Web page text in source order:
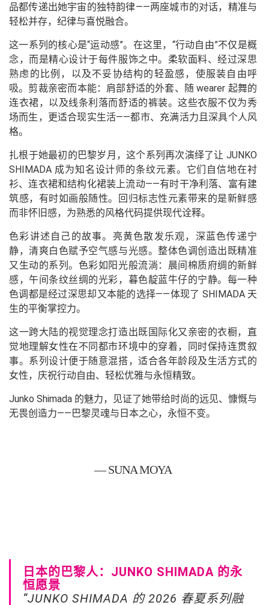
品都传递出她宇宙的独特韵律——两座城市的对话，精准与
轻松并存，纪律与喜悦融合。
这一系列的核心是“运动感”。在这里，“行动自由”不仅是概
念，而是精心设计于每件服饰之中。柔软面料、经过深思
熟虑的比例，以及不妥协结构的轻盈感，使服装自由呼
吸。剪裁亲密而本能：肩部舒适的外套、随 wearer 起舞的
连衣裙，以及线条利落而舒适的裤装。这些衣服不仅为秀
场而生，更适合现实生活——都市、充满活力且深具个人风
格。
扎根于她最初的巴黎岁月，这个系列再次演绎了让 JUNKO
SHIMADA 成为知名设计师的条纹元素。它们自信地在衬
衫、连衣裙和结构化裙装上流动——有时干净利落、富有建
筑感，有时如画般随性。回归标志性元素带来的是新鲜感
而非怀旧感，为熟悉的风格代码提供现代诠释。
色彩讲述自己的故事。亮黄色散发乐观，深蓝色传递宁
静，清爽白色赋予空气感与光感。整体色调创造出既精准
又生动的系列。色彩如阳光般流淌：晨间棉质府绸的新鲜
感，午间条纹丝绸的光彩，暮色靛蓝牛仔的宁静。每一种
色调都是经过深思却又本能的选择——体现了 SHIMADA 天
生的平衡掌控力。
这一跨大陆的视觉理念打造出既国际化又亲密的衣橱，直
觉地理解女性在不同都市环境中的穿着，同时保持连贯叙
事。系列设计便于随意混搭，适合各年龄段及生活方式的
女性，庆祝行动自由、轻松优雅与永恒精致。
Junko Shimada 的魅力，见证了她带给时尚的远见、慷慨与
无畏创造力——巴黎灵魂与日本之心，永恒不变。
— SUNA MOYA
日本的巴黎人：JUNKO SHIMADA 的永
恒愿景
“JUNKO SHIMADA 的 2026 春夏系列融